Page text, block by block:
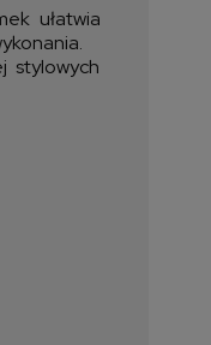
ułatwia
stylowych